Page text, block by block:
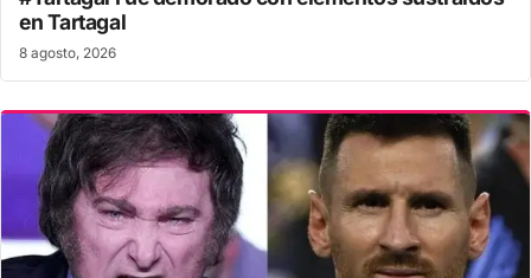
en Tartagal
8 agosto, 2026